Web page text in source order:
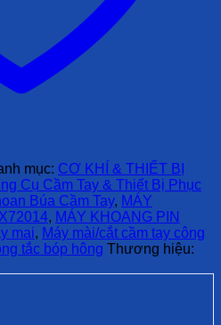
mục: CƠ KHÍ & THIẾT BỊ
Cụ Cầm Tay & Thiết Bị Phục
Búa Cầm Tay, MÁY
, MÁY KHOANG PIN
mai, Máy mài/cắt cầm tay công
tắc bóp hông Thương hiệu: